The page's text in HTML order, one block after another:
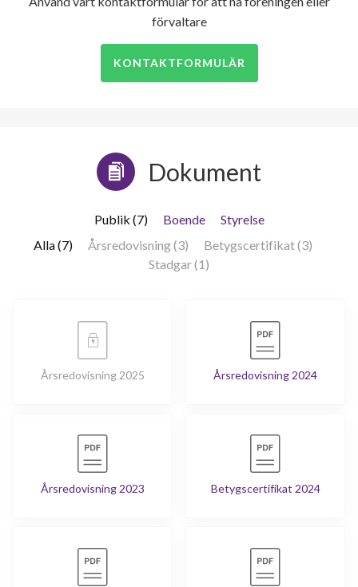
förvaltare
KONTAKTFORMULÄR
Dokument
Publik (7) Boende
Styrelse
Alla (7)
Årsredovisning (3)
Betygscertifikat (3)
Stadgar (1)
Årsredovisning 2025 Årsredovisning 2024
Årsredovisning 2023 Betygscertifikat 2024